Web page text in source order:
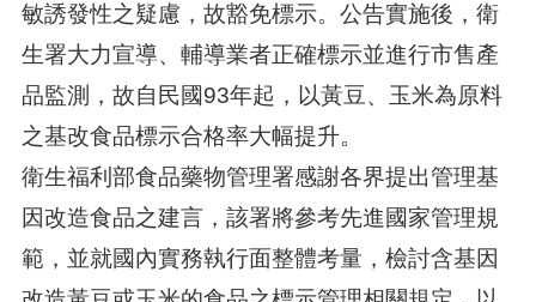
敏誘發性之疑慮，故豁免標示。公告實施後，衛
生署大力宣導、輔導業者正確標示並進行市售產
品監測，故自民國93年起，以黃豆、玉米為原料
之基改食品標示合格率大幅提升。
衛生福利部食品藥物管理署感謝各界提出管理基
因改造食品之建言，該署將參考先進國家管理規
範，並就國內實務執行面整體考量，檢討含基因